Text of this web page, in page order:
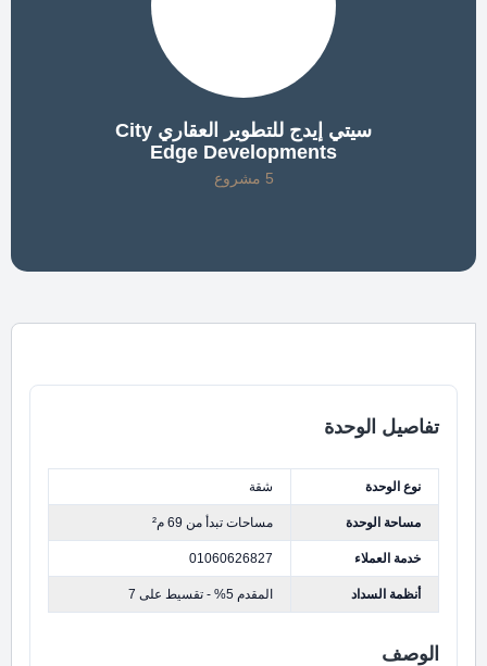
سيتي إيدج للتطوير العقاري City
Edge Developments
5 مشروع
تفاصيل الوحدة
نوع الوحدة شقة
مساحة الوحدة مساحات تبدأ من 69 م²
خدمة العملاء 01060626827
أنظمة السداد المقدم 5% - تقسيط على 7
الوصف